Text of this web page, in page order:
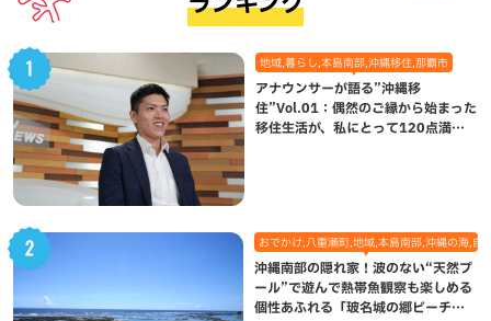
地域,暮らし,本島南部,沖縄移住,那覇市
アナウンサーが語る”沖縄移
住”Vol.01：偶然のご縁から始まった
移住生活が、私にとって120点満点
おでかけ,八重瀬町,地域,本島南部,沖縄の海,自
沖縄南部の隠れ家！波のない“天然プ
ール”で遊んで熱帯魚観察も楽しめる
個性あふれる「玻名城の郷ビーチ」